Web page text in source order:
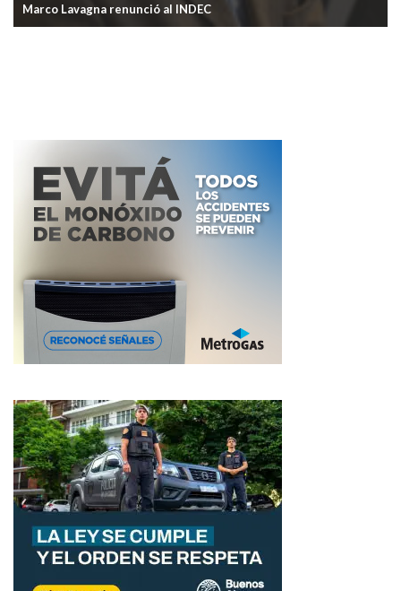
exterior creció más de 15%